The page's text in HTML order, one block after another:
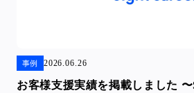
事例 2026.06.26
お客様支援実績を掲載しました 〜